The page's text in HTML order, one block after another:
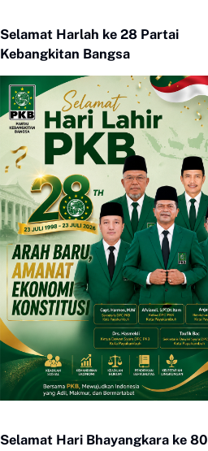
Selamat Harlah ke 28 Partai
Kebangkitan Bangsa
Selamat Hari Bhayangkara ke 80